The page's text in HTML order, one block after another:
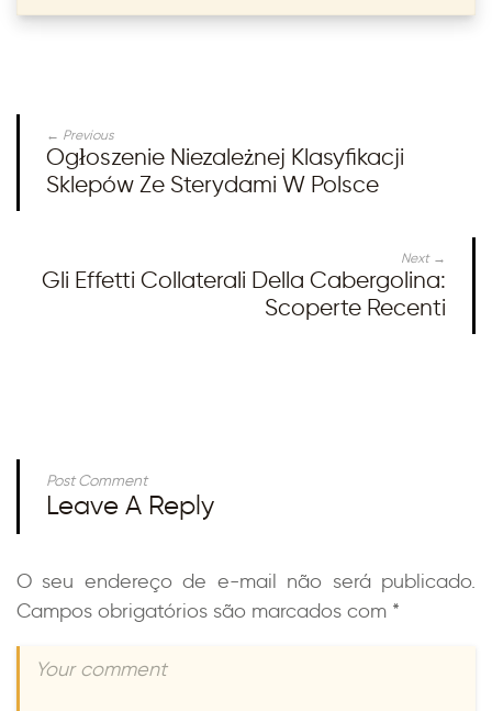
← Previous
Ogłoszenie Niezależnej Klasyfikacji
Sklepów Ze Sterydami W Polsce
Next →
Gli Effetti Collaterali Della Cabergolina:
Scoperte Recenti
Post Comment
Leave A Reply
O seu endereço de e-mail não será publicado.
Campos obrigatórios são marcados com *